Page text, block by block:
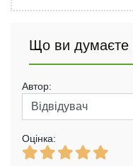
Що ви думаєте
Автор:
Оцінка: